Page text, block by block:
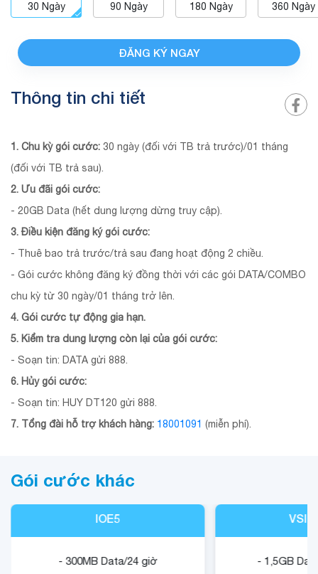
30 Ngày 90 Ngày 180 Ngày 360 Ngày
ĐĂNG KÝ NGAY
Thông tin chi tiết
1. Chu kỳ gói cước: 30 ngày (đối với TB trả trước)/01 tháng
(đối với TB trả sau).
2. Ưu đãi gói cước:
- 20GB Data (hết dung lượng dừng truy cập).
3. Điều kiện đăng ký gói cước:
- Thuê bao trả trước/trả sau đang hoạt động 2 chiều.
- Gói cước không đăng ký đồng thời với các gói DATA/COMBO
chu kỳ từ 30 ngày/01 tháng trở lên.
4. Gói cước tự động gia hạn.
5. Kiểm tra dung lượng còn lại của gói cước:
- Soạn tin: DATA gửi 888.
6. Hủy gói cước:
- Soạn tin: HUY DT120 gửi 888.
7. Tổng đài hỗ trợ khách hàng: 18001091 (miễn phí).
Gói cước khác
IOE5
- 300MB Data/24 giờ
- 1,5GB